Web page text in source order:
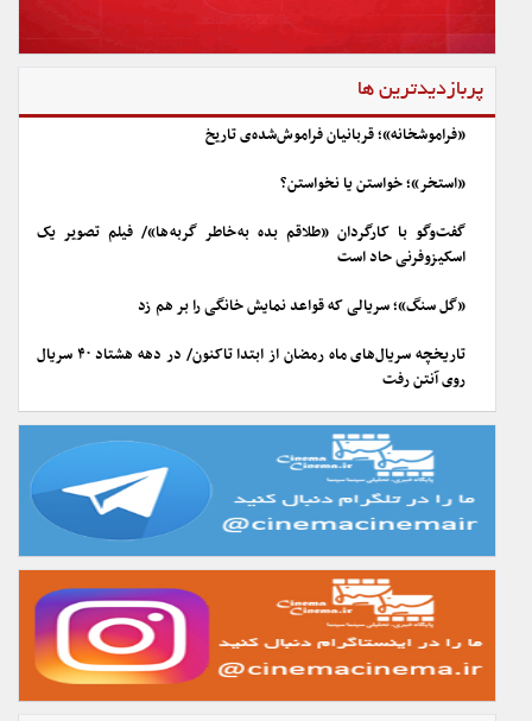
پربازدیدترین ها
«فراموشخانه»؛ قربانیان فراموش‌شده‌ی تاریخ
«استخر»؛ خواستن یا نخواستن؟
گفت‌وگو با کارگردان «طلاقم بده به خاطر گربه ها»/ فیلم تصویر یک
اسکیزوفرنی حاد است
«گل سنگ»؛ سریالی که قواعد نمایش خانگی را بر هم زد
تاریخچه سریال‌های ماه رمضان از ابتدا تاکنون/ در دهه هشتاد ۴۰ سریال
روی آنتن رفت